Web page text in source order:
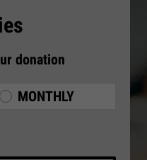
donation
MONTHLY